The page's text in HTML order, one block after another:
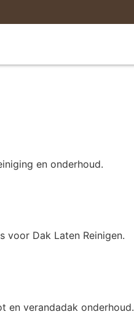
en onderhoud.
voor Dak Laten Reinigen.
en verandadak onderhoud.